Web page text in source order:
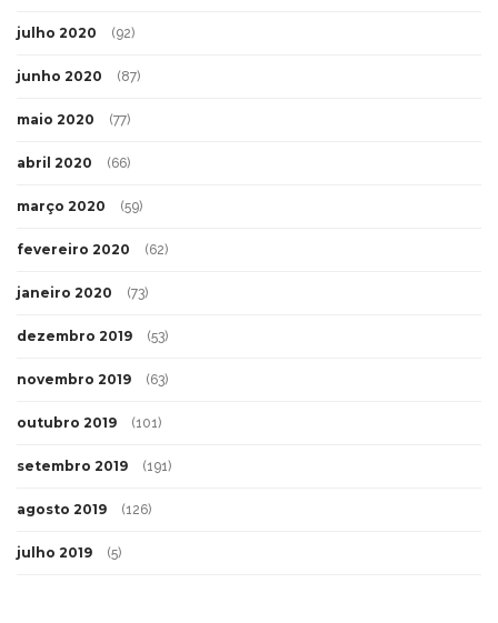
julho 2020 (92)
junho 2020 (87)
maio 2020 (77)
abril 2020 (66)
março 2020 (59)
fevereiro 2020 (62)
janeiro 2020 (73)
dezembro 2019 (53)
novembro 2019 (63)
outubro 2019 (101)
setembro 2019 (191)
agosto 2019 (126)
julho 2019 (5)